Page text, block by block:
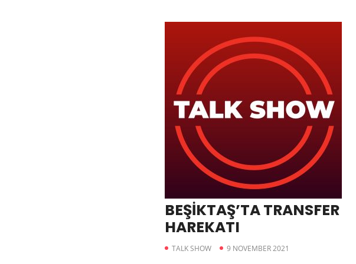
BEŞİKTAŞ’TA TRANSFER
HAREKATI
TALK SHOW 9 NOVEMBER 2021